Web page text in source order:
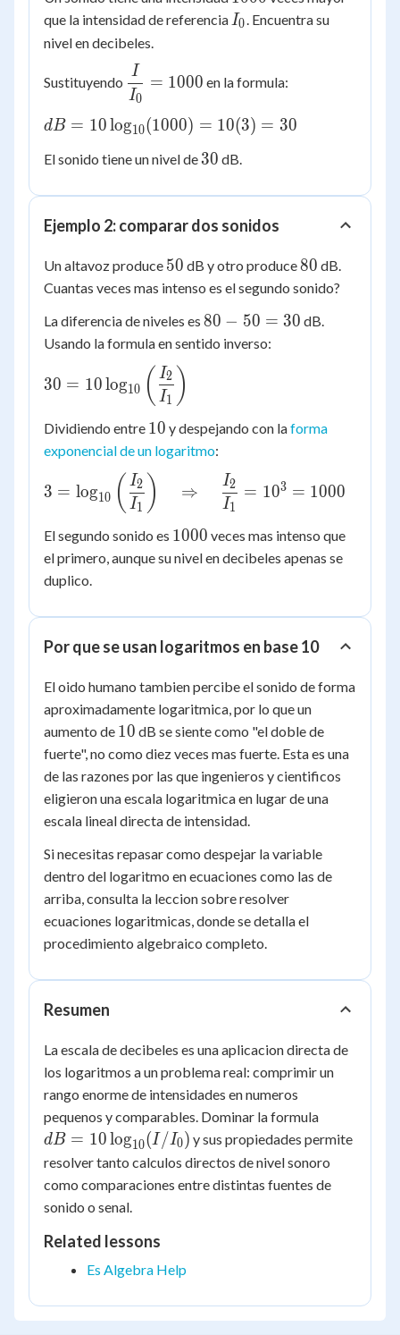
que la intensidad de referencia I_0
I0. Encuentra su
nivel en decibeles.
Sustituyendo \dfrac{I}
{I_0} =
1000
I0
I
= 1000 en la formula:
dB =
(1000) =
dB = 10log10(1000) = 10(3) = 30
El sonido tiene un nivel de 30
30 dB.
Ejemplo 2: comparar dos sonidos
Un altavoz produce 50
50 dB y otro produce80
80 dB.
Cuantas veces mas intenso es el segundo sonido?
La diferencia de niveles es 80
-
80 − 50 = 30 dB.
Usando la formula en sentido inverso:
30 =
10\log_{10}\left(\dfrac{I_2}
30 = 10log10 ( I1
I2 )
Dividiendo entre 10
10 y despejando con laforma
exponencial de un logaritmo:
3 =
\log_{10}\left(\dfrac{I_2}
\Rightarrow \quad
\dfrac{I_2}{I_1} = 10^3
= 1000
3 = log10 ( I1
I2 ) ⇒
I1
I2 = 103 = 1000
El segundo sonido es 1000
1000 veces mas intenso que
el primero, aunque su nivel en decibeles apenas se
duplico.
Por que se usan logaritmos en base 10
El oido humano tambien percibe el sonido de forma
aproximadamente logaritmica, por lo que un
aumento de 10
10 dB se siente como "el doble de
fuerte", no como diez veces mas fuerte. Esta es una
de las razones por las que ingenieros y cientificos
eligieron una escala logaritmica en lugar de una
escala lineal directa de intensidad.
Si necesitas repasar como despejar la variable
dentro del logaritmo en ecuaciones como las de
arriba, consulta la leccion sobre resolver
ecuaciones logaritmicas, donde se detalla el
procedimiento algebraico completo.
Resumen
La escala de decibeles es una aplicacion directa de
los logaritmos a un problema real: comprimir un
rango enorme de intensidades en numeros
pequenos y comparables. Dominar la formula
(I/I_0)
dB = 10log10(I/I0 ) y sus propiedades permite
resolver tanto calculos directos de nivel sonoro
como comparaciones entre distintas fuentes de
sonido o senal.
Related lessons
Es Algebra Help